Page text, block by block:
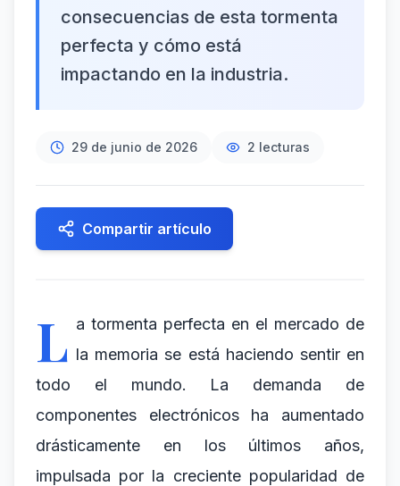
consecuencias de esta tormenta
perfecta y cómo está
impactando en la industria.
29 de junio de 2026 2 lecturas
Compartir artículo
L a tormenta perfecta en el mercado de
la memoria se está haciendo sentir en
todo el mundo. La demanda de
componentes electrónicos ha aumentado
drásticamente en los últimos años,
impulsada por la creciente popularidad de